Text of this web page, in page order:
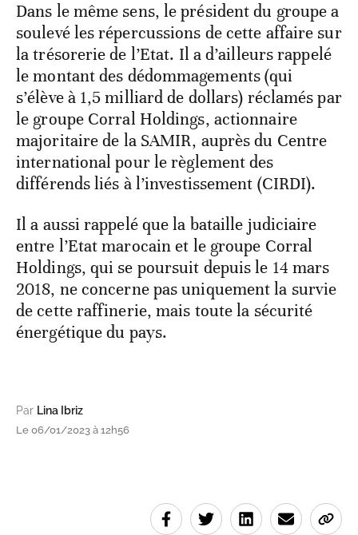
Dans le même sens, le président du groupe a
soulevé les répercussions de cette affaire sur
la trésorerie de l’Etat. Il a d’ailleurs rappelé
le montant des dédommagements (qui
s’élève à 1,5 milliard de dollars) réclamés par
le groupe Corral Holdings, actionnaire
majoritaire de la SAMIR, auprès du Centre
international pour le règlement des
différends liés à l’investissement (CIRDI).
Il a aussi rappelé que la bataille judiciaire
entre l’Etat marocain et le groupe Corral
Holdings, qui se poursuit depuis le 14 mars
2018, ne concerne pas uniquement la survie
de cette raffinerie, mais toute la sécurité
énergétique du pays.
Par Lina Ibriz
Le 06/01/2023 à 12h56